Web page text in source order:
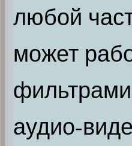
любой
может
аудио-